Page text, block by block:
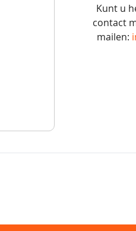
Kunt u
contact
mailen: